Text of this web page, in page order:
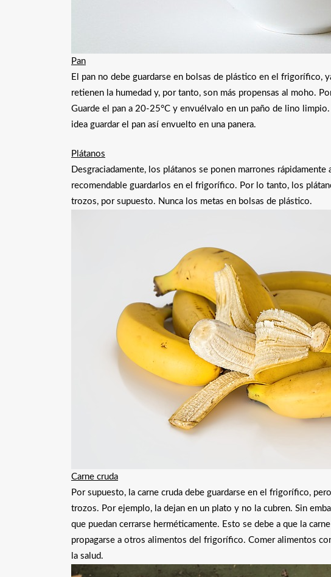
Pan
El pan no debe guardarse en bolsas de plástico en el frigorífico,
retienen la humedad y, por tanto, son más propensas al moho.
Guarde el pan a 20-25°C y envuélvalo en un paño de lino
idea guardar el pan así envuelto en una panera.
Plátanos
Desgraciadamente, los plátanos se ponen marrones rápidamente
recomendable guardarlos en el frigorífico. Por lo tanto, los
trozos, por supuesto. Nunca los metas en bolsas de plástico.
Carne cruda
Por supuesto, la carne cruda debe guardarse en el frigorífico,
trozos. Por ejemplo, la dejan en un plato y no la cubren. Sin
que puedan cerrarse herméticamente. Esto se debe a que la
propagarse a otros alimentos del frigorífico. Comer alimentos
la salud.